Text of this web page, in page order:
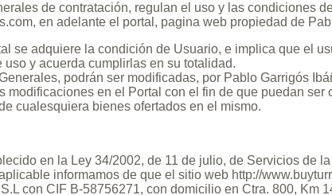
de contratación, regulan el uso y las condiciones
en adelante el portal, pagina web propiedad de
se adquiere la condición de Usuario, e implica que el
y acuerda cumplirlas en su totalidad.
podrán ser modificadas, por Pablo Garrigós
modificaciones en el Portal con el fin de que puedan
cualesquiera bienes ofertados en el mismo.
en la Ley 34/2002, de 11 de julio, de Servicios de
informamos de que el sitio web http://
con CIF B-58756271, con domicilio en Ctra. 800, Km